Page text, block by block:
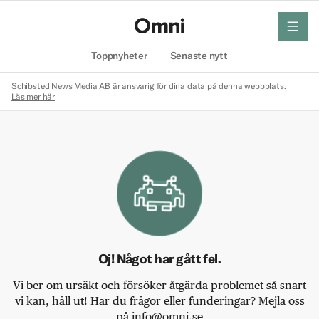
Toppnyheter Senaste nytt
meny
Schibsted News Media AB är ansvarig för dina data på denna webbplats.
Läs mer här
Oj! Något har gått fel.
Vi ber om ursäkt och försöker åtgärda problemet så snart
vi kan, håll ut! Har du frågor eller funderingar? Mejla oss